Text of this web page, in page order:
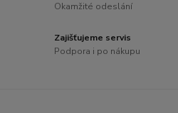
Okamžité odeslání
Zajišťujeme servis
Podpora i po nákupu